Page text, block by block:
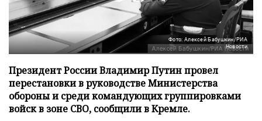
Фото: Алексей Бабушкин/РИА
Новости
Президент России Владимир Путин провел
перестановки в руководстве Министерства
обороны и среди командующих группировками
войск в зоне СВО, сообщили в Кремле.